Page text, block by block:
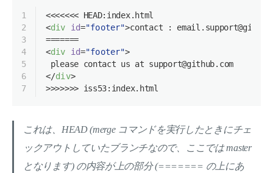
1
2
3
4
5
6
7
<<<<<<< HEAD:index.html
<div id="footer">contact :
=======
<div id="footer">
please contact us at support@github.com
</div>
>>>>>>> iss53:index.html
これは、HEAD (merge コマンドを実行したときにチェ
ックアウトしていたブランチなので、ここでは master
となります) の内容が上の部分 (======= の上にあ